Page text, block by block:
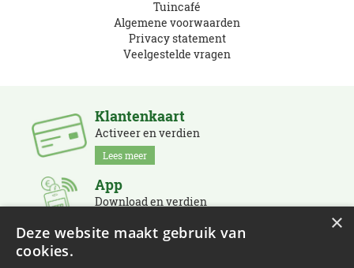
Tuincafé
Algemene voorwaarden
Privacy statement
Veelgestelde vragen
Klantenkaart
Activeer en verdien
Lees meer
App
Download en verdien
×
Deze website maakt gebruik van
cookies.